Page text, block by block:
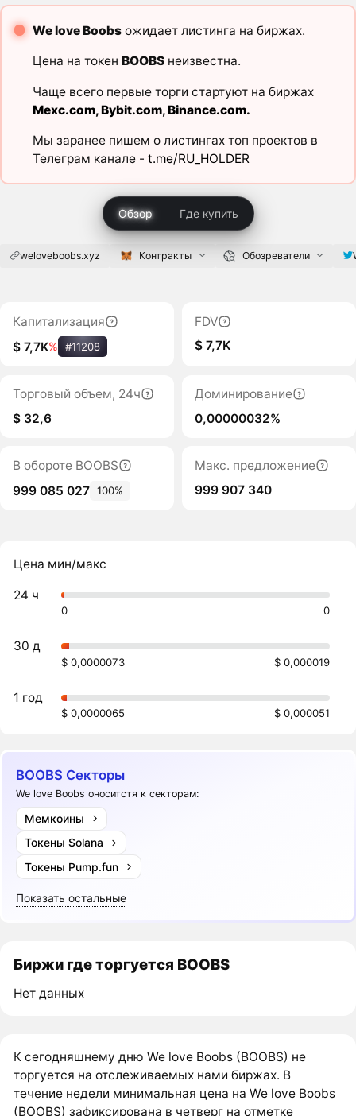
We love Boobsожидает листинга на биржах.
Цена на токен BOOBSнеизвестна.
Чаще всего первые торги стартуют на биржах
Mexc.com,Bybit.com,Binance.com.
Мы заранее пишем о листингах топ проектов в
Телеграм канале - t.me/RU_HOLDER
Обзор Где купить
weloveboobs.xyz Контракты Обозреватели
Капитализация
$ 7,7K% #11208
FDV
$ 7,7K
Торговый объем, 24ч
$ 32,6
Доминирование
0,00000032%
В обороте BOOBS
999 085 027 100%
Макс. предложение
999 907 340
Цена мин/макс
24 ч
0 0
30 д
$ 0,0000073 $ 0,000019
1 год
$ 0,0000065 $ 0,000051
BOOBS Секторы
We love Boobs оноситстя к секторам:
Мемкоины
Токены Solana
Токены Pump.fun
Показать остальные
Биржи где торгуется BOOBS
Нет данных
К сегодняшнему дню We love Boobs (BOOBS) не
торгуется на отслеживаемых нами биржах. В
течение недели минимальная цена на We love Boobs
(BOOBS) зафиксирована в четверг на отметке